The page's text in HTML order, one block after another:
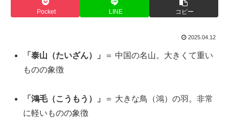
Pocket LINE コピー
2025.04.12
「泰山（たいざん）」
＝ 中国の名山。大きくて重い
ものの象徴
「鴻毛（こうもう）」
＝ 大きな鳥（鴻）の羽。非常
に軽いものの象徴